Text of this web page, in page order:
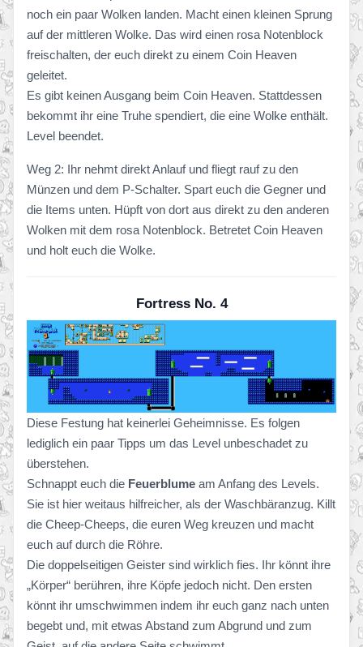
noch ein paar Wolken landen. Macht einen kleinen Sprung
auf der mittleren Wolke. Das wird einen rosa Notenblock
freischalten, der euch direkt zu einem Coin Heaven
geleitet.
Es gibt keinen Ausgang beim Coin Heaven. Stattdessen
bekommt ihr eine Truhe spendiert, die eine Wolke enthält.
Level beendet.
Weg 2: Ihr nehmt direkt Anlauf und fliegt rauf zu den
Münzen und dem P-Schalter. Spart euch die Gegner und
die Items unten. Hüpft von dort aus direkt zu den anderen
Wolken mit dem rosa Notenblock. Betretet Coin Heaven
und holt euch die Wolke.
Fortress No. 4
Diese Festung hat keinerlei Geheimnisse. Es folgen
lediglich ein paar Tipps um das Level unbeschadet zu
überstehen.
Schnappt euch die Feuerblume am Anfang des Levels.
Sie ist hier weitaus hilfreicher, als der Waschbäranzug. Killt
die Cheep-Cheeps, die euren Weg kreuzen und macht
euch auf durch die Röhre.
Die doppelseitigen Geister sind wirklich fies. Ihr könnt ihre
„Körper“ berühren, ihre Köpfe jedoch nicht. Den ersten
könnt ihr umschwimmen indem ihr euch ganz nach unten
begebt und, mit etwas Abstand zum Abgrund und zum